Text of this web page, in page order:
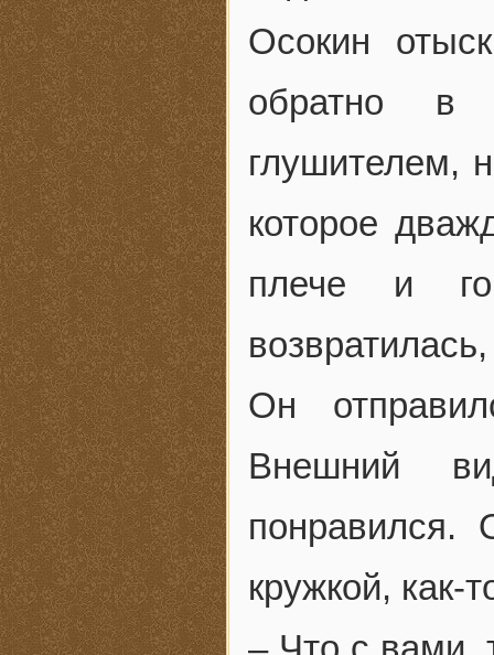
Осокин
обратно в
глушителем,
которое
плече и
Он
Внешний
кружкой, как-